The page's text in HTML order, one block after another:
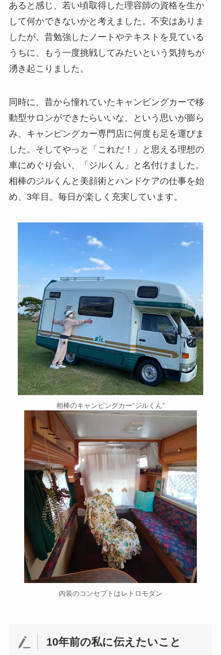
あると感じ、若い頃取得した理容師の資格を生か
して何かできないかと考えました。不安はありま
したが、昔勉強したノートやテキストを見ている
うちに、もう一度挑戦してみたいという気持ちが
湧き起こりました。
同時に、昔から憧れていたキャンピングカーで移
動型サロンができたらいいな、という思いが膨ら
み、キャンピングカー専門店に何度も足を運びま
した。そしてやっと「これだ！」と思える理想の
車にめぐり会い、「ジルくん」と名付けました。
相棒のジルくんと美顔術とハンドケアの仕事を始
め、3年目。毎日が楽しく充実しています。
相棒のキャンピングカー“ジルくん”
内装のコンセプトはレトロモダン
10年前の私に伝えたいこと